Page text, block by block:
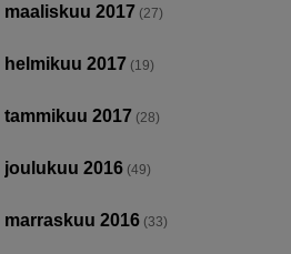
maaliskuu 2017 (27)
helmikuu 2017 (19)
tammikuu 2017 (28)
joulukuu 2016 (49)
marraskuu 2016 (33)